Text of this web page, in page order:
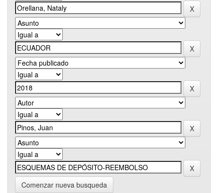
Comenzar nueva busqueda